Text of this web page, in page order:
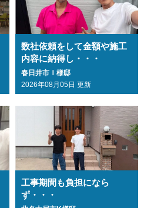
数社依頼をして金額や施工
内容に納得し・・・
春日井市Ｉ様邸
2026年08月05日 更新
工事期間も負担になら
ず・・・